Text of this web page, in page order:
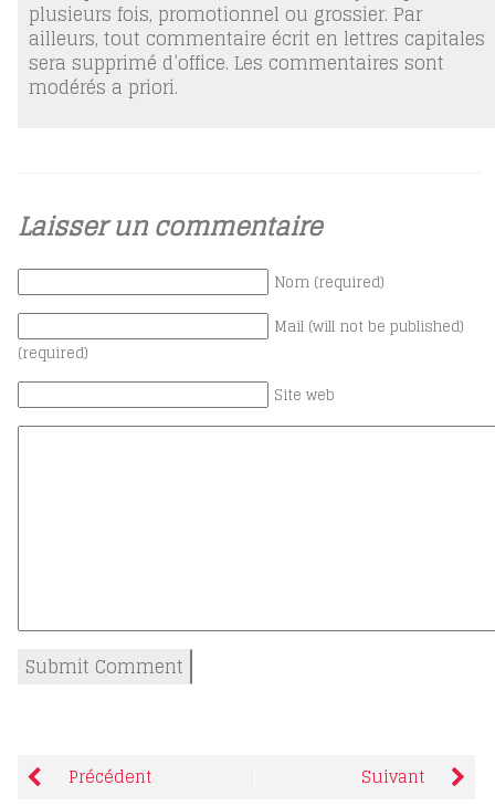
plusieurs fois, promotionnel ou grossier. Par
ailleurs, tout commentaire écrit en lettres capitales
sera supprimé d’office. Les commentaires sont
modérés a priori.
Laisser un commentaire
Nom (required)
Mail (will not be published)
(required)
Site web
Précédent Suivant